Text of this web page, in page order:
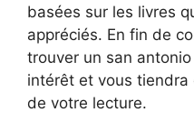
basées sur les livres
appréciés. En fin de
trouver un san
intérêt et vous tiendra
de votre lecture.